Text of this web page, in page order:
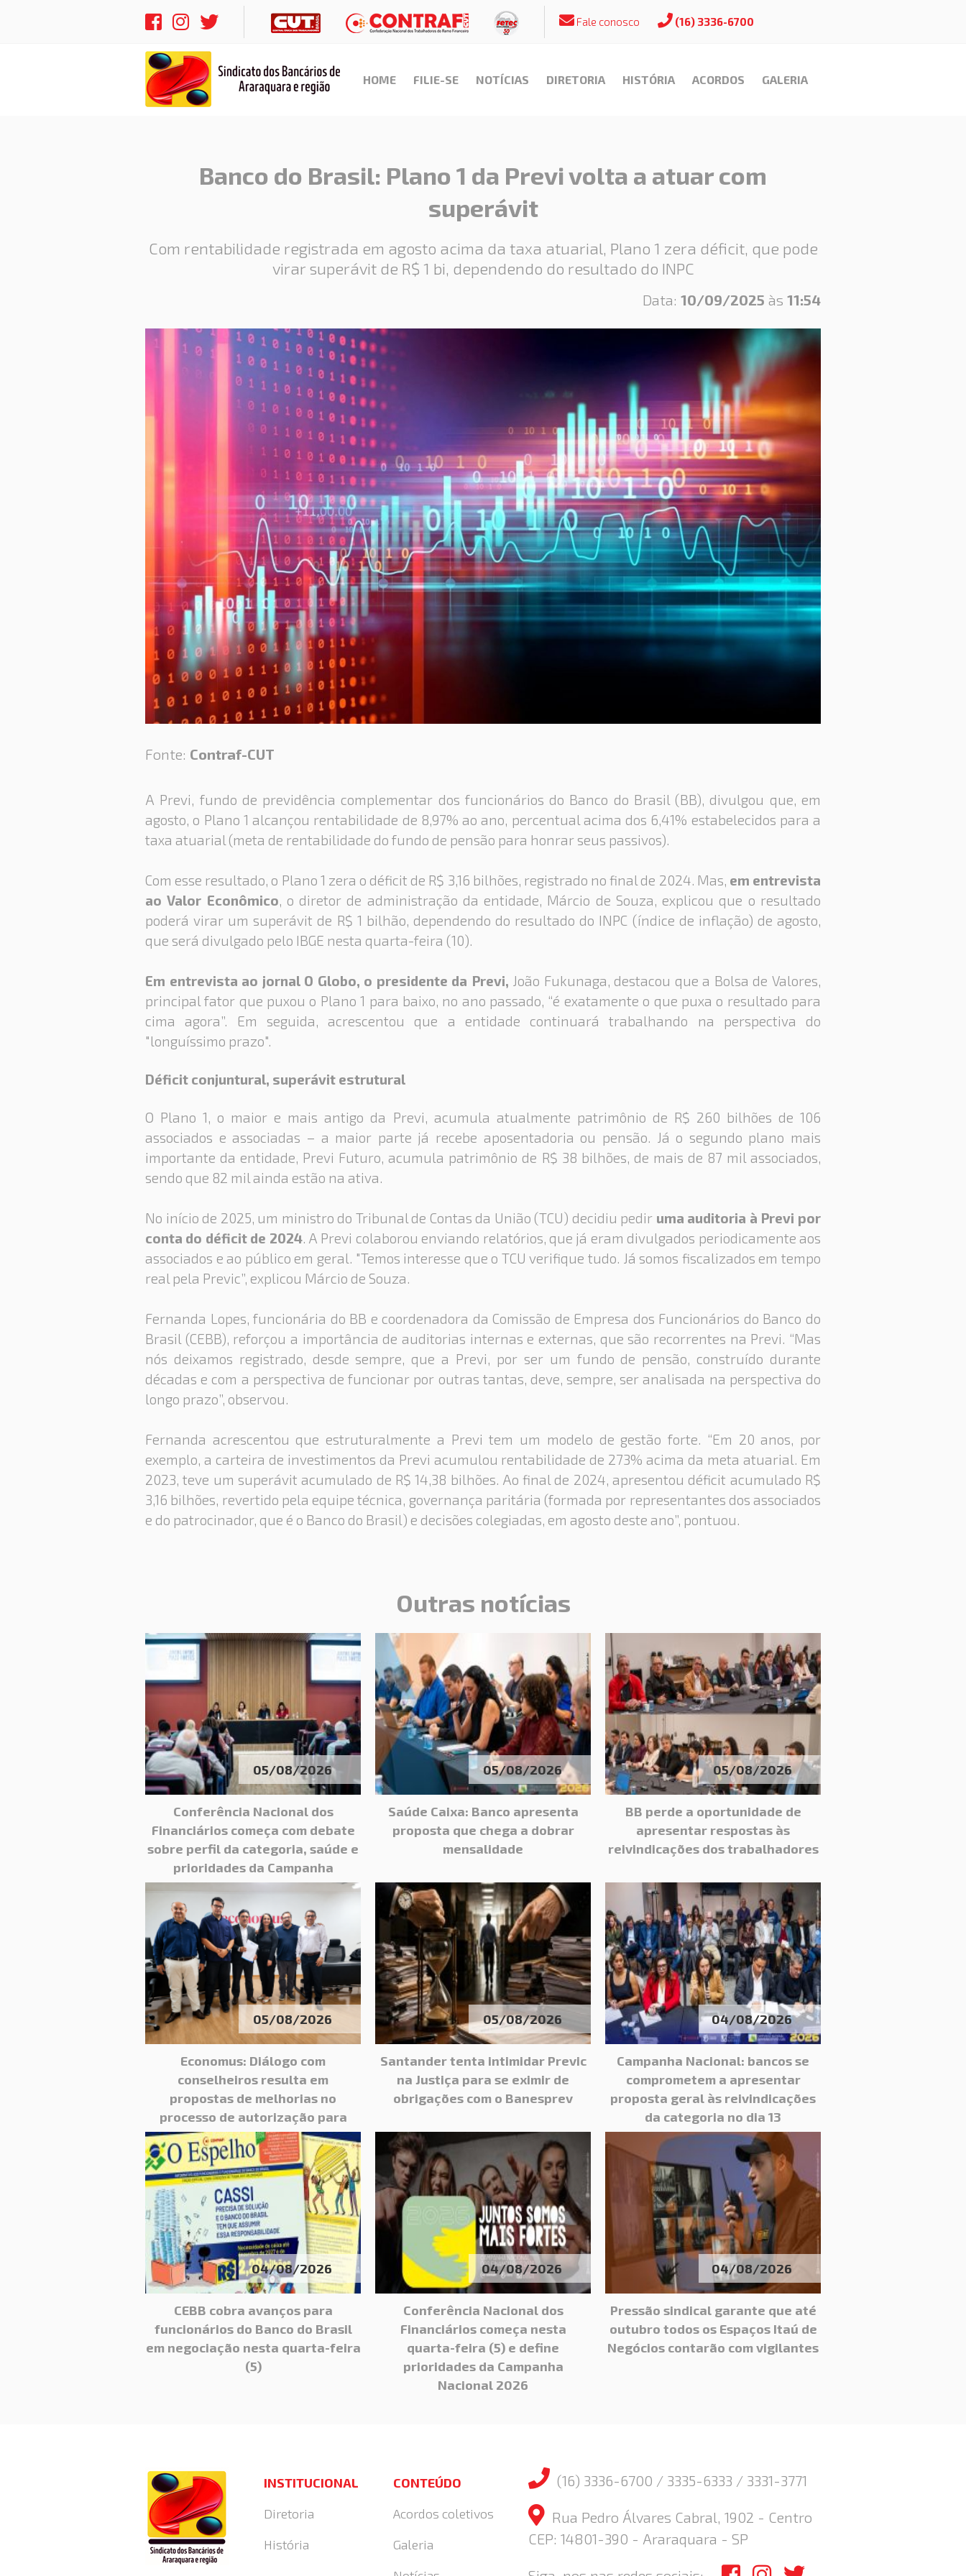
Fale conosco (16) 3336-6700
HOME FILIE-SE NOTÍCIAS DIRETORIA HISTÓRIA ACORDOS GALERIA
Banco do Brasil: Plano 1 da Previ volta a atuar com
superávit
Com rentabilidade registrada em agosto acima da taxa atuarial, Plano 1 zera déficit, que pode
virar superávit de R$ 1 bi, dependendo do resultado do INPC
Data: 10/09/2025 às 11:54
Fonte: Contraf-CUT
A Previ, fundo de previdência complementar dos funcionários do Banco do Brasil (BB), divulgou que, em
agosto, o Plano 1 alcançou rentabilidade de 8,97% ao ano, percentual acima dos 6,41% estabelecidos para a
taxa atuarial (meta de rentabilidade do fundo de pensão para honrar seus passivos).
Com esse resultado, o Plano 1 zera o déficit de R$ 3,16 bilhões, registrado no final de 2024. Mas, em entrevista
ao Valor Econômico, o diretor de administração da entidade, Márcio de Souza, explicou que o resultado
poderá virar um superávit de R$ 1 bilhão, dependendo do resultado do INPC (índice de inflação) de agosto,
que será divulgado pelo IBGE nesta quarta-feira (10).
Em entrevista ao jornal O Globo, o presidente da Previ, João Fukunaga, destacou que a Bolsa de Valores,
principal fator que puxou o Plano 1 para baixo, no ano passado, “é exatamente o que puxa o resultado para
cima agora”. Em seguida, acrescentou que a entidade continuará trabalhando na perspectiva do
"longuíssimo prazo".
Déficit conjuntural, superávit estrutural
O Plano 1, o maior e mais antigo da Previ, acumula atualmente patrimônio de R$ 260 bilhões de 106
associados e associadas – a maior parte já recebe aposentadoria ou pensão. Já o segundo plano mais
importante da entidade, Previ Futuro, acumula patrimônio de R$ 38 bilhões, de mais de 87 mil associados,
sendo que 82 mil ainda estão na ativa.
No início de 2025, um ministro do Tribunal de Contas da União (TCU) decidiu pedir uma auditoria à Previ por
conta do déficit de 2024. A Previ colaborou enviando relatórios, que já eram divulgados periodicamente aos
associados e ao público em geral. "Temos interesse que o TCU verifique tudo. Já somos fiscalizados em tempo
real pela Previc”, explicou Márcio de Souza.
Fernanda Lopes, funcionária do BB e coordenadora da Comissão de Empresa dos Funcionários do Banco do
Brasil (CEBB), reforçou a importância de auditorias internas e externas, que são recorrentes na Previ. “Mas
nós deixamos registrado, desde sempre, que a Previ, por ser um fundo de pensão, construído durante
décadas e com a perspectiva de funcionar por outras tantas, deve, sempre, ser analisada na perspectiva do
longo prazo”, observou.
Fernanda acrescentou que estruturalmente a Previ tem um modelo de gestão forte. “Em 20 anos, por
exemplo, a carteira de investimentos da Previ acumulou rentabilidade de 273% acima da meta atuarial. Em
2023, teve um superávit acumulado de R$ 14,38 bilhões. Ao final de 2024, apresentou déficit acumulado R$
3,16 bilhões, revertido pela equipe técnica, governança paritária (formada por representantes dos associados
e do patrocinador, que é o Banco do Brasil) e decisões colegiadas, em agosto deste ano”, pontuou.
Outras notícias
05/08/2026
Conferência Nacional dos
Financiários começa com debate
sobre perfil da categoria, saúde e
prioridades da Campanha
Nacional 2026
05/08/2026
Saúde Caixa: Banco apresenta
proposta que chega a dobrar
mensalidade
05/08/2026
BB perde a oportunidade de
apresentar respostas às
reivindicações dos trabalhadores
05/08/2026
Economus: Diálogo com
conselheiros resulta em
propostas de melhorias no
processo de autorização para
exames
05/08/2026
Santander tenta intimidar Previc
na Justiça para se eximir de
obrigações com o Banesprev
04/08/2026
Campanha Nacional: bancos se
comprometem a apresentar
proposta geral às reivindicações
da categoria no dia 13
04/08/2026
CEBB cobra avanços para
funcionários do Banco do Brasil
em negociação nesta quarta-feira
(5)
04/08/2026
Conferência Nacional dos
Financiários começa nesta
quarta-feira (5) e define
prioridades da Campanha
Nacional 2026
04/08/2026
Pressão sindical garante que até
outubro todos os Espaços Itaú de
Negócios contarão com vigilantes
INSTITUCIONAL
Diretoria
História
CONTEÚDO
Acordos coletivos
Galeria
(16) 3336-6700 / 3335-6333 / 3331-3771
Rua Pedro Álvares Cabral, 1902 - Centro
CEP: 14801-390 - Araraquara - SP